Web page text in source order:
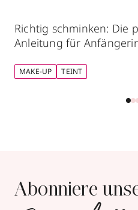
Richtig schminken: Die
Anleitung für
MAKE-UP TEINT
Abonniere